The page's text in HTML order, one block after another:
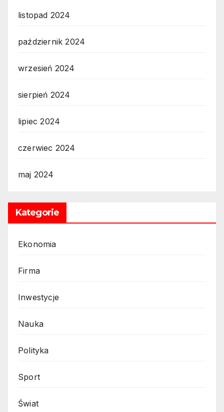
listopad 2024
październik 2024
wrzesień 2024
sierpień 2024
lipiec 2024
czerwiec 2024
maj 2024
Kategorie
Ekonomia
Firma
Inwestycje
Nauka
Polityka
Sport
Świat